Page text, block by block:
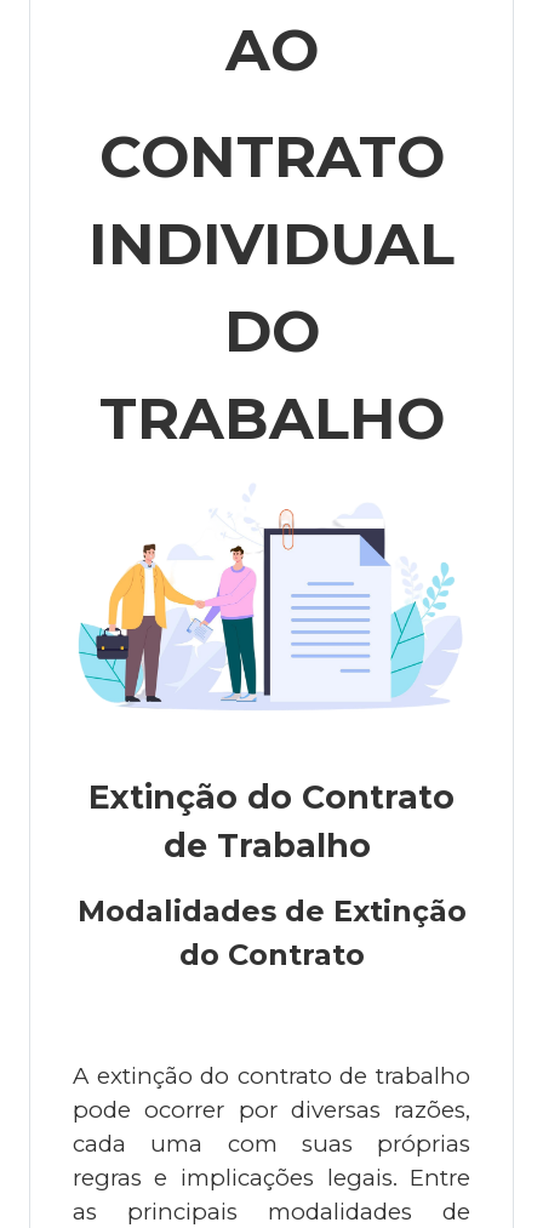
AO
CONTRATO
INDIVIDUAL
DO
TRABALHO
Extinção do Contrato
de Trabalho
Modalidades de Extinção
do Contrato
A extinção do contrato de trabalho
pode ocorrer por diversas razões,
cada uma com suas próprias
regras e implicações legais. Entre
as principais modalidades de